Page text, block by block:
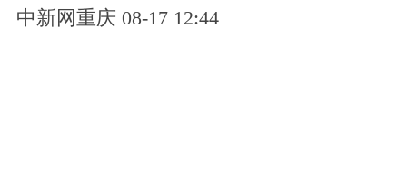
中新网重庆 08-17 12:44